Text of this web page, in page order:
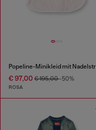
€ 97,00 € 195,00-50%
ROSA